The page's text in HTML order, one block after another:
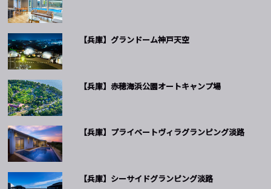
【兵庫】グランドーム神戸天空
【兵庫】赤穂海浜公園オートキャンプ場
【兵庫】プライベートヴィラグランピング淡路
【兵庫】シーサイドグランピング淡路